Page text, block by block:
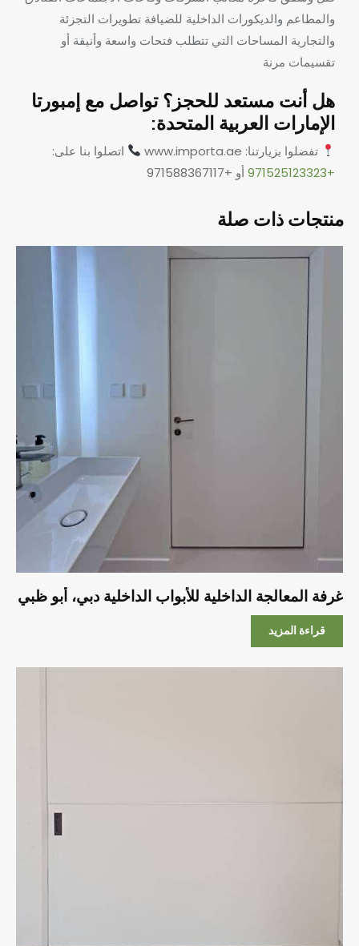
والمطاعم والديكورات الداخلية للضيافة تطويرات التجزئة
والتجارية المساحات التي تتطلب فتحات واسعة وأنيقة أو
تقسيمات مرنة
هل أنت مستعد للحجز؟ تواصل مع إمبورتا
الإمارات العربية المتحدة:
تفضلوا بزيارتنا: www.importa.ae
اتصلوا بنا على:
+971525123323
أو +971588367117
منتجات ذات صلة
غرفة المعالجة الداخلية للأبواب الداخلية دبي، أبو ظبي
قراءة المزيد